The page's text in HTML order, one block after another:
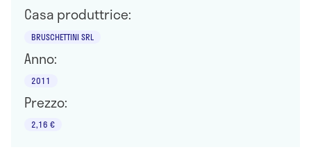
Casa produttrice:
BRUSCHETTINI SRL
Anno:
2011
Prezzo:
2,16 €